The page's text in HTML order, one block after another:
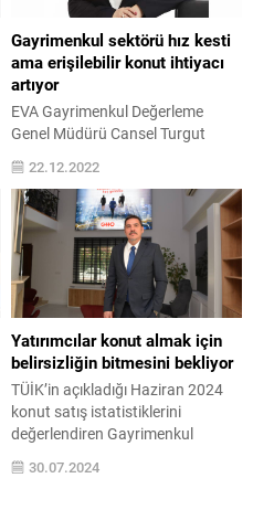
Eminevim’in sunduğu tasarruf
finansman hizmetinden indirimli
olarak yararlanma fırsatı bulacak.
Eminevim, Ortak...
Gayrimenkul sektörü hız kesti
ama erişilebilir konut ihtiyacı
artıyor
EVA Gayrimenkul Değerleme
Genel Müdürü Cansel Turgut
Yazıcı, geçen sene başından bu
yana yükselen konut sektörü
değerlerinin temmuzdan bu yana
yavaşladığını belirterek, şu anda
tüm Türkiye genelinde Temmuz
ayına göre %17 daha fazla
konutun satışta olduğunu, kiracı
arayan mülk adedinin %18
arttığını ancak yavaşlamanın
sektörde sorunları çözmeyip, hala
erişilebilir konut...
22.12.2022
Yatırımcılar konut almak için
belirsizliğin bitmesini bekliyor
TÜİK’in açıkladığı Haziran 2024
konut satış istatistiklerini
değerlendiren Gayrimenkul
Hizmet Ortaklığı (GHO) Genel
Müdürü Özkan Yalaza, konut
30.07.2024